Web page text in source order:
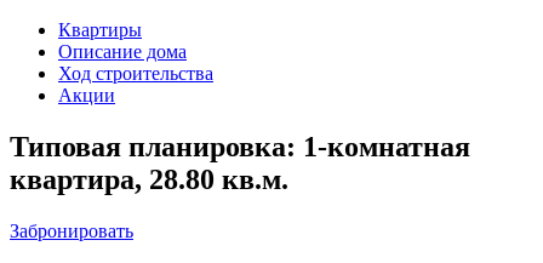
Квартиры
Описание дома
Ход строительства
Акции
Типовая планировка: 1-комнатная
квартира, 28.80 кв.м.
Забронировать